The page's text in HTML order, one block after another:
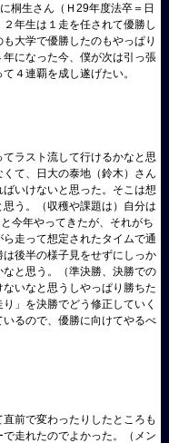
桐生さん（Ｈ29年度法卒＝日
年生は１走を任されて優勝し
大学で優勝したのもやっぱり
になった今、僕が次は引っ張
４連覇を成し遂げたい。
ラスト流して行けるかなと思
て、日大の泰地（鈴木）さん
いけないと思った。そこは想
う。（収穫や課題は）自分は
今年やってきたが、それがち
走って想定されたタイムで通
後半の様子見をせずにしっか
と思う。（準決勝、決勝での
いなと思うしやっぱり勝ちた
」を決勝でどう修正していく
るので、優勝に向けてやるべ
前で変わったりしたところも
走れたのでよかった。（メン